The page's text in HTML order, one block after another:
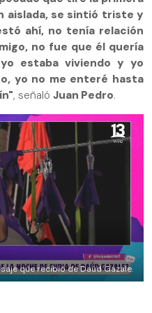
aislada, se sintió triste y
ahí, no tenía relación
no fue que él quería
estaba viviendo y yo
yo no me enteré hasta
, señaló Juan Pedro.
que recibió de Daúd Gazale.